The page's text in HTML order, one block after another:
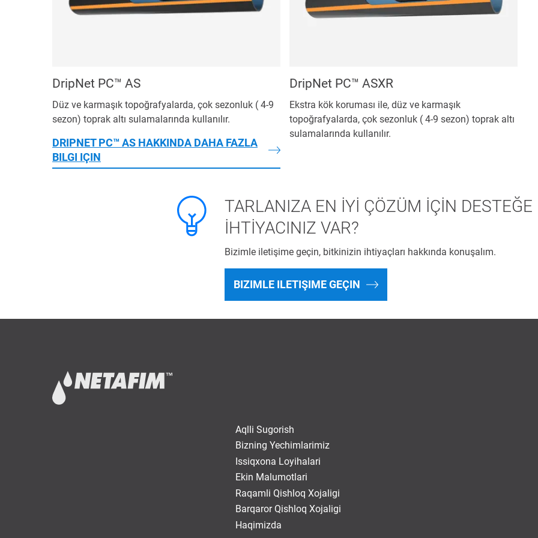
DripNet PC™ AS
Düz ve karmaşık topoğrafyalarda, çok sezonluk ( 4-9
sezon) toprak altı sulamalarında kullanılır.
DRIPNET PC™ AS HAKKINDA DAHA FAZLA
BILGI IÇIN
DripNet PC™ ASXR
Ekstra kök koruması ile, düz ve karmaşık
topoğrafyalarda, çok sezonluk ( 4-9 sezon) toprak altı
sulamalarında kullanılır.
TARLANIZA EN İYİ ÇÖZÜM İÇİN DESTEĞE
İHTİYACINIZ VAR?
Bizimle iletişime geçin, bitkinizin ihtiyaçları hakkında konuşalım.
BIZIMLE ILETIŞIME GEÇIN
Aqlli Sugorish
Bizning Yechimlarimiz
Issiqxona Loyihalari
Ekin Malumotlari
Raqamli Qishloq Xojaligi
Barqaror Qishloq Xojaligi
Haqimizda